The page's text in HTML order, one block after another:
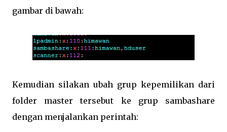
gambar di bawah:
Kemudian silakan ubah grup kepemilikan dari
folder master tersebut ke grup sambashare
dengan menjalankan perintah: